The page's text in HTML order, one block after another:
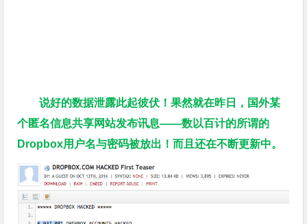
说好的数据泄露此起彼伏！果然就在昨日，国外某
个匿名信息共享网站发布讯息——数以百计的所谓的
Dropbox用户名与密码被放出！而且还在不断更新中。